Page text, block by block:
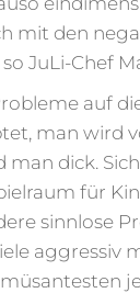
mit den
JuLi-Chef
auf
man wird
dick.
für
sinnlose
aggressiv